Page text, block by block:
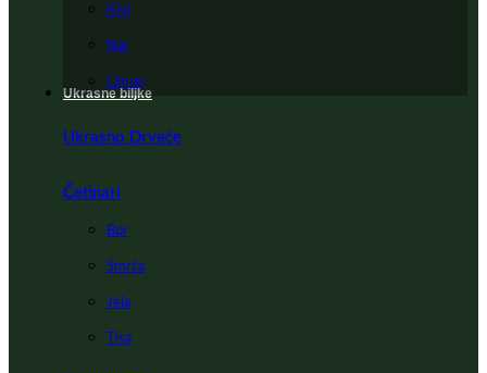
Kivi
Nar
Limun
Ukrasne biljke
Ukrasno Drveće
Četinari
Bor
Smrča
Jela
Tisa